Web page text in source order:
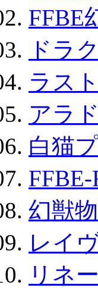
FFBE
ドラ
ラス
アラ
白猫
幻獣
レイ
リネ